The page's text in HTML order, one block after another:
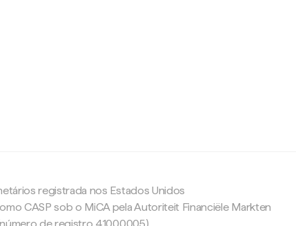
registrada nos Estados Unidos
CASP sob o MiCA pela Autoriteit Financiële Markten